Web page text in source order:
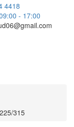
4418
- 17:00
315